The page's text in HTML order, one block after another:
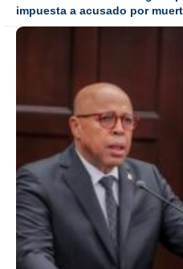
impuesta a acusado por